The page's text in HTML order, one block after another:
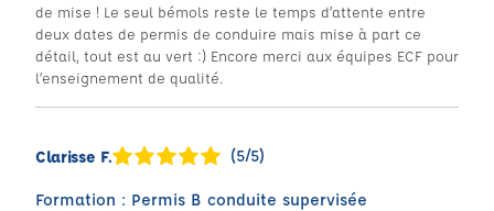
de mise ! Le seul bémols reste le temps d’attente entre
deux dates de permis de conduire mais mise à part ce
détail, tout est au vert :) Encore merci aux équipes ECF pour
l’enseignement de qualité.
Clarisse F. (5/5)
Formation : Permis B conduite supervisée